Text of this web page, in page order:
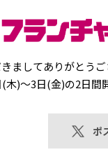
ましてありがとうご
)～3日(金)の2日間
ポ